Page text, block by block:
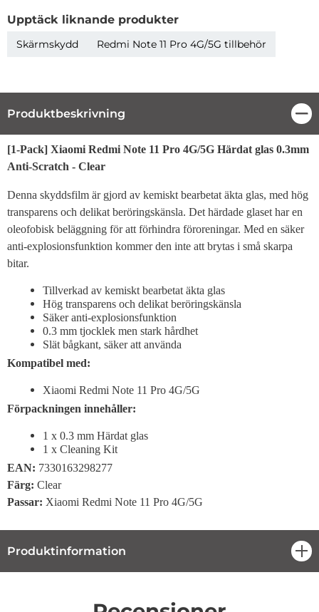
Upptäck liknande produkter
Skärmskydd Redmi Note 11 Pro 4G/5G tillbehör
Produktbeskrivning
Produktbeskrivning
[1-Pack] Xiaomi Redmi Note 11 Pro 4G/5G Härdat glas 0.3mm
Anti-Scratch - Clear
Denna skyddsfilm är gjord av kemiskt bearbetat äkta glas, med hög
transparens och delikat beröringskänsla. Det härdade glaset har en
oleofobisk beläggning för att förhindra föroreningar. Med en säker
anti-explosionsfunktion kommer den inte att brytas i små skarpa
bitar.
Tillverkad av kemiskt bearbetat äkta glas
Hög transparens och delikat beröringskänsla
Säker anti-explosionsfunktion
0.3 mm tjocklek men stark hårdhet
Slät bågkant, säker att använda
Kompatibel med:
Xiaomi Redmi Note 11 Pro 4G/5G
Förpackningen innehåller:
1 x 0.3 mm Härdat glas
1 x Cleaning Kit
EAN: 7330163298277
Färg: Clear
Passar: Xiaomi Redmi Note 11 Pro 4G/5G
Produktinformation